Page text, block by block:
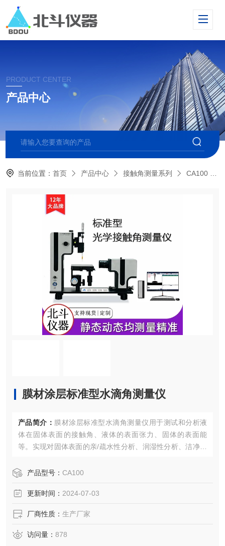
PRODUCT CENTER
产品中心
当前位置：首页 产品中心 接触角测量系列 CA100 标准型接触角测量仪
膜材涂层标准型水滴角测量仪
产品简介： 膜材涂层标准型水滴角测量仪用于测试和分析液
体在固体表面的接触角、液体的表面张力、固体的表面能
等。实现对固体表面的亲/疏水性分析、润湿性分析、洁净度
等过程分析。
产品型号： CA100
更新时间： 2024-07-03
厂商性质： 生产厂家
访问量： 878